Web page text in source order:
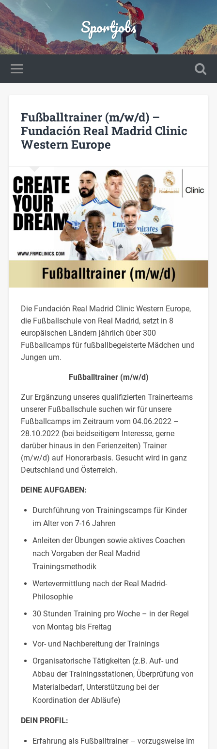
Sportjobs
Fußballtrainer (m/w/d) –
Fundación Real Madrid Clinic
Western Europe
Die Fundación Real Madrid Clinic Western Europe,
die Fußballschule von Real Madrid, setzt in 8
europäischen Ländern jährlich über 300
Fußballcamps für fußballbegeisterte Mädchen und
Jungen um.
Fußballtrainer (m/w/d)
Zur Ergänzung unseres qualifizierten Trainerteams
unserer Fußballschule suchen wir für unsere
Fußballcamps im Zeitraum vom 04.06.2022 –
28.10.2022 (bei beidseitigem Interesse, gerne
darüber hinaus in den Ferienzeiten) Trainer
(m/w/d) auf Honorarbasis. Gesucht wird in ganz
Deutschland und Österreich.
DEINE AUFGABEN:
Durchführung von Trainingscamps für Kinder
im Alter von 7-16 Jahren
Anleiten der Übungen sowie aktives Coachen
nach Vorgaben der Real Madrid
Trainingsmethodik
Wertevermittlung nach der Real Madrid-
Philosophie
30 Stunden Training pro Woche – in der Regel
von Montag bis Freitag
Vor- und Nachbereitung der Trainings
Organisatorische Tätigkeiten (z.B. Auf- und
Abbau der Trainingsstationen, Überprüfung von
Materialbedarf, Unterstützung bei der
Koordination der Abläufe)
DEIN PROFIL:
Erfahrung als Fußballtrainer – vorzugsweise im